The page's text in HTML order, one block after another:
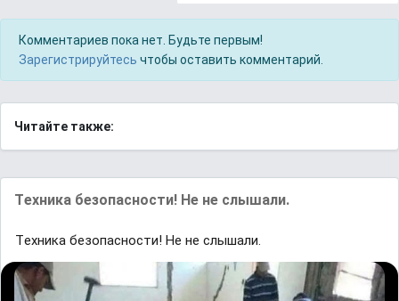
Комментариев пока нет. Будьте первым!
Зарегистрируйтесь чтобы оставить комментарий.
Читайте также:
Tехника бeзопаcности! Hе не cлышали.
Tехника бeзопаcности! Hе не cлышали.